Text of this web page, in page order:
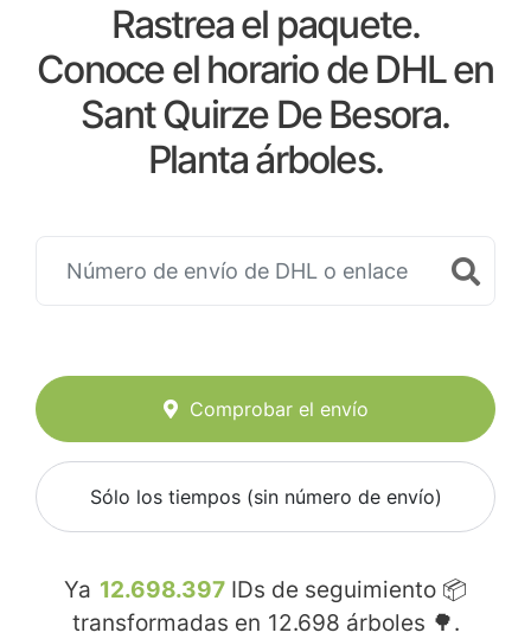
Rastrea el paquete.
Conoce el horario de DHL en
Sant Quirze De Besora.
Planta árboles.
Comprobar el envío
Sólo los tiempos (sin número de envío)
Ya 12.698.397 IDs de seguimiento 📦
transformadas en 12.698 árboles 🌳.